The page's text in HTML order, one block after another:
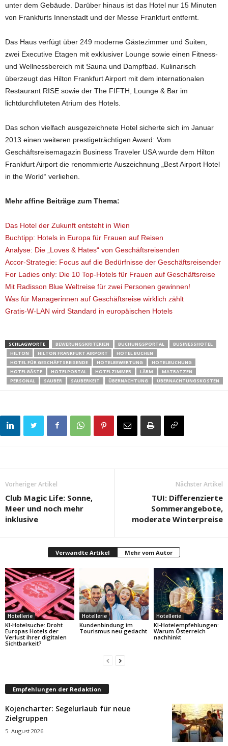
unter dem Gebäude. Darüber hinaus ist das Hotel nur 15 Minuten
von Frankfurts Innenstadt und der Messe Frankfurt entfernt.
Das Haus verfügt über 249 moderne Gästezimmer und Suiten,
zwei Executive Etagen mit exklusiver Lounge sowie einen Fitness-
und Wellnessbereich mit Sauna und Dampfbad. Kulinarisch
überzeugt das Hilton Frankfurt Airport mit dem internationalen
Restaurant RISE sowie der The FIFTH, Lounge & Bar im
lichtdurchfluteten Atrium des Hotels.
Das schon vielfach ausgezeichnete Hotel sicherte sich im Januar
2013 einen weiteren prestigeträchtigen Award: Vom
Geschäftsreisemagazin Business Traveler USA wurde dem Hilton
Frankfurt Airport die renommierte Auszeichnung „Best Airport Hotel
in the World“ verliehen.
Mehr affine Beiträge zum Thema:
Das Hotel der Zukunft entsteht in Wien
Buchtipp: Hotels in Europa für Frauen auf Reisen
Analyse: Die „Loves & Hates“ von Geschäftsreisenden
Accor-Strategie: Focus auf die Bedürfnisse der Geschäftsreisender
For Ladies only: Die 10 Top-Hotels für Frauen auf Geschäftsreise
Mit Radisson Blue Weltreise für zwei Personen gewinnen!
Was für Managerinnen auf Geschäftsreise wirklich zählt
Gratis-W-LAN wird Standard in europäischen Hotels
SCHLAGWORTE BEWERUNGSKRITERIEN BUCHUNGSPORTAL
BUSINESSHOTEL
HILTON
HILTON FRANKFURT AIRPORT
HOTEL BUCHEN
HOTEL FÜR GESCHÄFTSREISENDE
HOTELBEWERTUNG
HOTELBUCHUNG
HOTELGÄSTE
HOTELPORTAL HOTELZIMMER LÄRM
MATRATZEN
PERSONAL
SAUBER SAUBERKEIT ÜBERNACHTUNG ÜBERNACHTUNGSKOSTEN
Vorheriger Artikel
Club Magic Life: Sonne,
Meer und noch mehr
inklusive
Nächster Artikel
TUI: Differenzierte
Sommerangebote,
moderate Winterpreise
Verwandte Artikel Mehr vom Autor
Hotellerie
KI-Hotelsuche: Droht
Europas Hotels der
Verlust ihrer digitalen
Sichtbarkeit?
Hotellerie
Kundenbindung im
Tourismus neu gedacht
Hotellerie
KI-Hotelempfehlungen:
Warum Österreich
nachhinkt
Empfehlungen der Redaktion
Kojencharter: Segelurlaub für neue
Zielgruppen
5. August 2026